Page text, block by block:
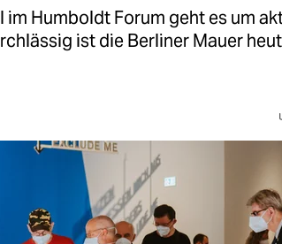
Humboldt Forum geht es um
ist die Berliner Mauer